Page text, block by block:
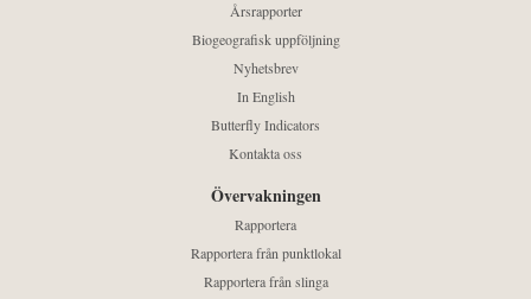
Årsrapporter
Biogeografisk uppföljning
Nyhetsbrev
In English
Butterfly Indicators
Kontakta oss
Övervakningen
Rapportera
Rapportera från punktlokal
Rapportera från slinga